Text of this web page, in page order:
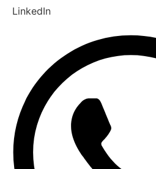
LinkedIn